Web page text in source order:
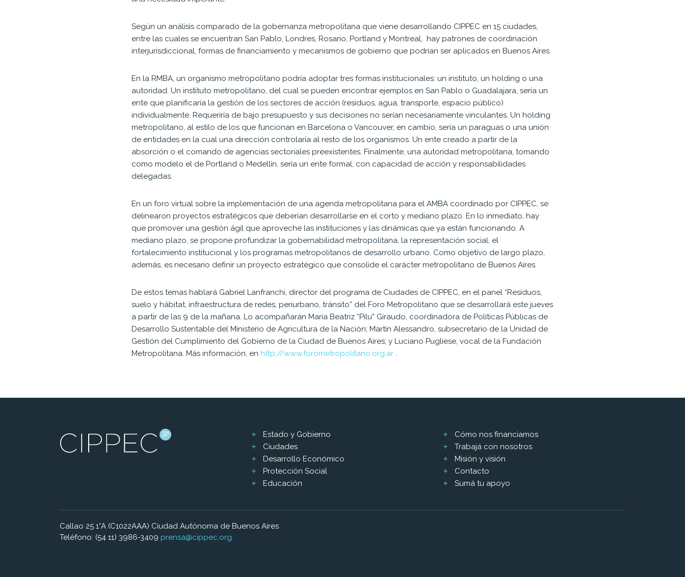
Según un análisis comparado de la gobernanza metropolitana que viene desarrollando CIPPEC en 15 ciudades,
entre las cuales se encuentran San Pablo, Londres, Rosario, Portland y Montreal, hay patrones de coordinación
interjurisdiccional, formas de financiamiento y mecanismos de gobierno que podrían ser aplicados en Buenos Aires.
En la RMBA, un organismo metropolitano podría adoptar tres formas institucionales: un instituto, un holding o una
autoridad. Un instituto metropolitano, del cual se pueden encontrar ejemplos en San Pablo o Guadalajara, sería un
ente que planificaría la gestión de los sectores de acción (residuos, agua, transporte, espacio público)
individualmente. Requeriría de bajo presupuesto y sus decisiones no serían necesariamente vinculantes. Un holding
metropolitano, al estilo de los que funcionan en Barcelona o Vancouver, en cambio, sería un paraguas o una unión
de entidades en la cual una dirección controlaría al resto de los organismos. Un ente creado a partir de la
absorción o el comando de agencias sectoriales preexistentes. Finalmente, una autoridad metropolitana, tomando
como modelo el de Portland o Medellín, sería un ente formal, con capacidad de acción y responsabilidades
delegadas.
En un foro virtual sobre la implementación de una agenda metropolitana para el AMBA coordinado por CIPPEC, se
delinearon proyectos estratégicos que deberían desarrollarse en el corto y mediano plazo. En lo inmediato, hay
que promover una gestión ágil que aproveche las instituciones y las dinámicas que ya están funcionando. A
mediano plazo, se propone profundizar la gobernabilidad metropolitana, la representación social, el
fortalecimiento institucional y los programas metropolitanos de desarrollo urbano. Como objetivo de largo plazo,
además, es necesario definir un proyecto estratégico que consolide el carácter metropolitano de Buenos Aires.
De estos temas hablará Gabriel Lanfranchi, director del programa de Ciudades de CIPPEC, en el panel “Residuos,
suelo y hábitat, infraestructura de redes, periurbano, tránsito” del Foro Metropolitano que se desarrollará este jueves
a partir de las 9 de la mañana. Lo acompañarán María Beatriz “Pilu” Giraudo, coordinadora de Políticas Públicas de
Desarrollo Sustentable del Ministerio de Agricultura de la Nación; Martín Alessandro, subsecretario de la Unidad de
Gestión del Cumplimiento del Gobierno de la Ciudad de Buenos Aires; y Luciano Pugliese, vocal de la Fundación
Metropolitana. Más información, en http://www.forometropolitano.org.ar .
Estado y Gobierno
Ciudades
Desarrollo Económico
Protección Social
Educación
Cómo nos financiamos
Trabajá con nosotros
Misión y visión
Contacto
Sumá tu apoyo
Callao 25 1°A (C1022AAA) Ciudad Autónoma de Buenos Aires
Teléfono: (54 11) 3986-3409 prensa@cippec.org